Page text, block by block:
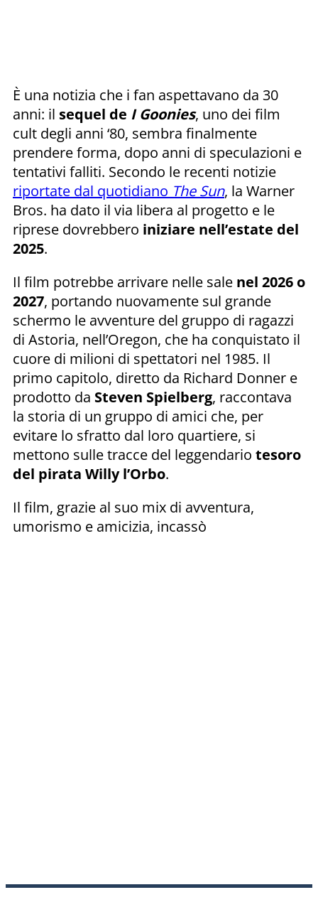
È una notizia che i fan aspettavano da 30
anni: il sequel de I Goonies, uno dei film
cult degli anni ‘80, sembra finalmente
prendere forma, dopo anni di speculazioni e
tentativi falliti. Secondo le recenti notizie
riportate dal quotidiano The Sun, la Warner
Bros. ha dato il via libera al progetto e le
riprese dovrebbero iniziare nell’estate del
2025.
Il film potrebbe arrivare nelle sale nel 2026 o
2027, portando nuovamente sul grande
schermo le avventure del gruppo di ragazzi
di Astoria, nell’Oregon, che ha conquistato il
cuore di milioni di spettatori nel 1985. Il
primo capitolo, diretto da Richard Donner e
prodotto da Steven Spielberg, raccontava
la storia di un gruppo di amici che, per
evitare lo sfratto dal loro quartiere, si
mettono sulle tracce del leggendario tesoro
del pirata Willy l’Orbo.
Il film, grazie al suo mix di avventura,
umorismo e amicizia, incassò